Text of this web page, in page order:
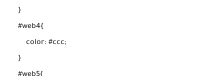
    }
    #web4{
        color: #ccc;
    }